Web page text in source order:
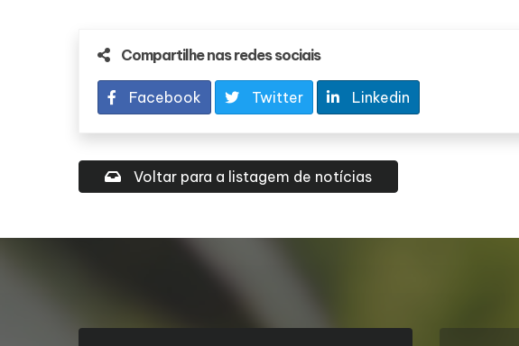
Compartilhe nas redes sociais
Facebook Twitter Linkedin
Voltar para a listagem de notícias